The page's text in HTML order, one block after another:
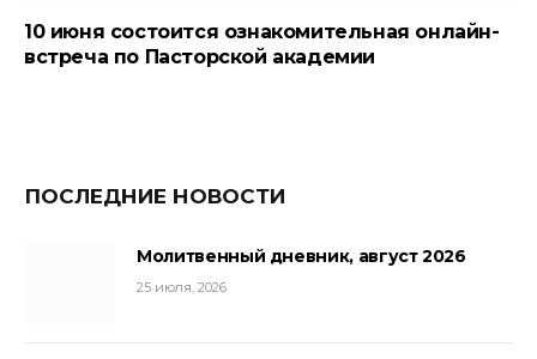
10 июня состоится ознакомительная онлайн-
встреча по Пасторской академии
ПОСЛЕДНИЕ НОВОСТИ
Молитвенный дневник, август 2026
25 июля, 2026